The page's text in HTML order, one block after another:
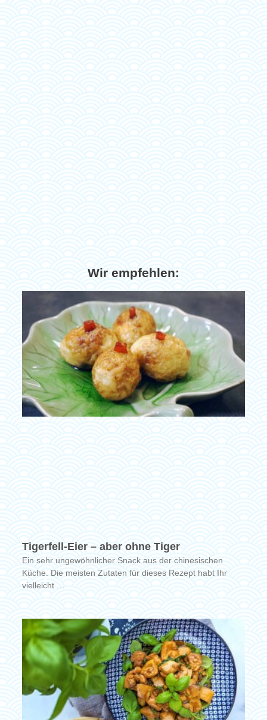
Wir empfehlen:
Tigerfell-Eier – aber ohne Tiger
Ein sehr ungewöhnlicher Snack aus der chinesischen
Küche. Die meisten Zutaten für dieses Rezept habt Ihr
vielleicht …